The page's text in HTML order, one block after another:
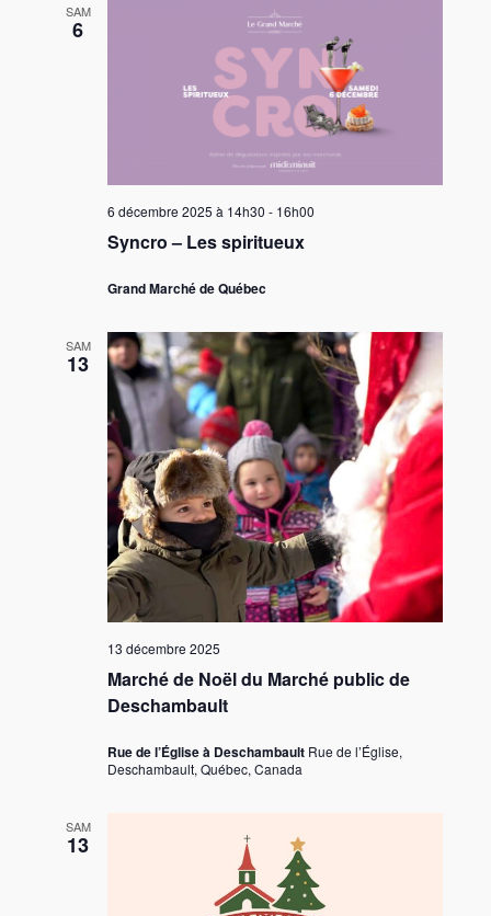
SAM
6
Syncro – Les spiritueux
6 décembre 2025 à 14h30 - 16h00
Grand Marché de Québec
SAM
13
Marché de Noël du Marché public de
Deschambault
13 décembre 2025
Rue de l’Église à Deschambault Rue de l’Église,
Deschambault, Québec, Canada
SAM
13